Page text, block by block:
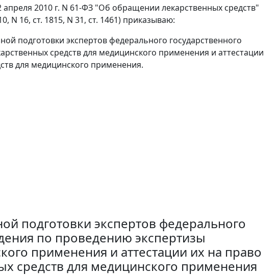
2010 г. N 61-ФЗ "Об обращении лекарственных средств"
N 16, ст. 1815, N 31, ст. 1461) приказываю:
подготовки экспертов федерального государственного
средств для медицинского применения и аттестации
для медицинского применения.
подготовки экспертов федерального
по проведению экспертизы
применения и аттестации их на право
средств для медицинского применения